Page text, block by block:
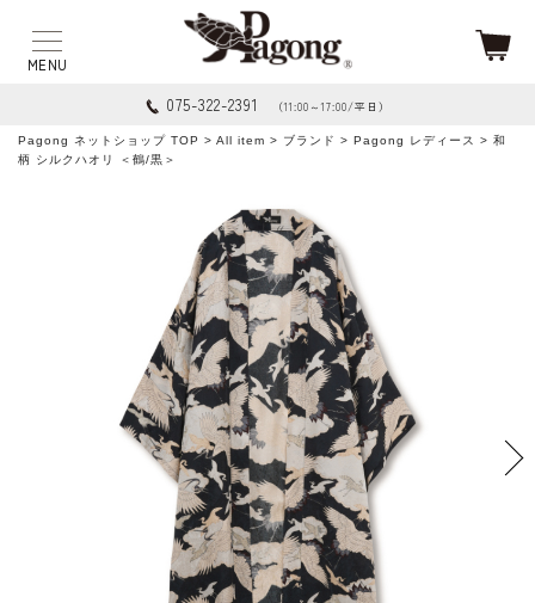
075-322-2391 （11:00～17:00/平日）
Pagong ネットショップ TOP > All item > ブランド > Pagong レディース
> 和
柄 シルクハオリ ＜鶴/黒＞